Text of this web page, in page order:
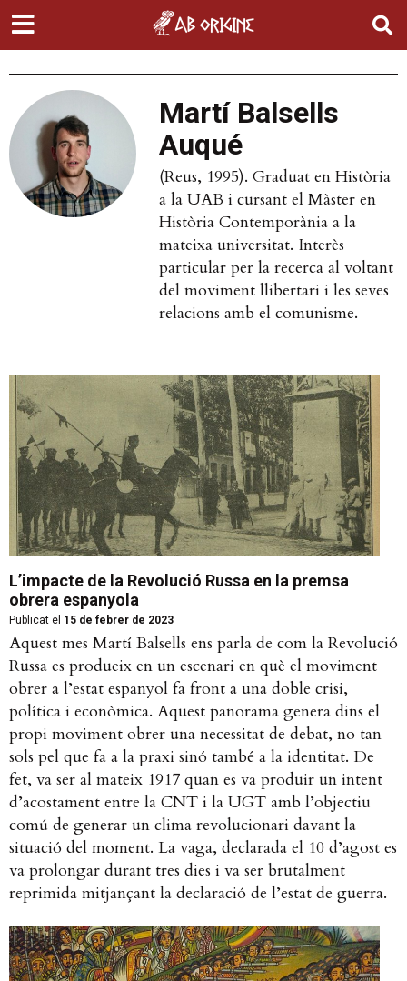
Martí Balsells
Auqué
(Reus, 1995). Graduat en Història
a la UAB i cursant el Màster en
Història Contemporània a la
mateixa universitat. Interès
particular per la recerca al voltant
del moviment llibertari i les seves
relacions amb el comunisme.
L’impacte de la Revolució Russa en la premsa
obrera espanyola
Publicat el 15 de febrer de 2023
Aquest mes Martí Balsells ens parla de com la Revolució
Russa es produeix en un escenari en què el moviment
obrer a l’estat espanyol fa front a una doble crisi,
política i econòmica. Aquest panorama genera dins el
propi moviment obrer una necessitat de debat, no tan
sols pel que fa a la praxi sinó també a la identitat. De
fet, va ser al mateix 1917 quan es va produir un intent
d’acostament entre la CNT i la UGT amb l’objectiu
comú de generar un clima revolucionari davant la
situació del moment. La vaga, declarada el 10 d’agost es
va prolongar durant tres dies i va ser brutalment
reprimida mitjançant la declaració de l’estat de guerra.